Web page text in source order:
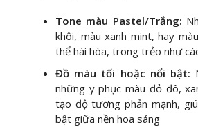
Tone màu Pastel/Trắng:
khôi, màu xanh mint, hay
thể hài hòa, trong trẻo như
Đồ màu tối hoặc nổi bật:
những y phục màu đỏ đô,
tạo độ tương phản mạnh,
bật giữa nền hoa sáng